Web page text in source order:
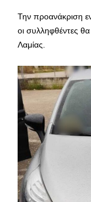
Την προανάκριση
οι συλληφθέντες
Λαμίας.